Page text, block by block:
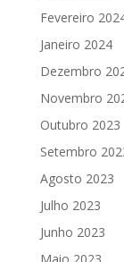
Fevereiro
Janeiro 2024
Dezembro
Novembro
Outubro 2023
Setembro
Agosto 2023
Julho 2023
Junho 2023